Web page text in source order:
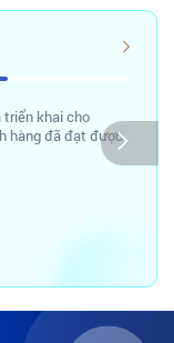
khai cho
hàng đã đạt được